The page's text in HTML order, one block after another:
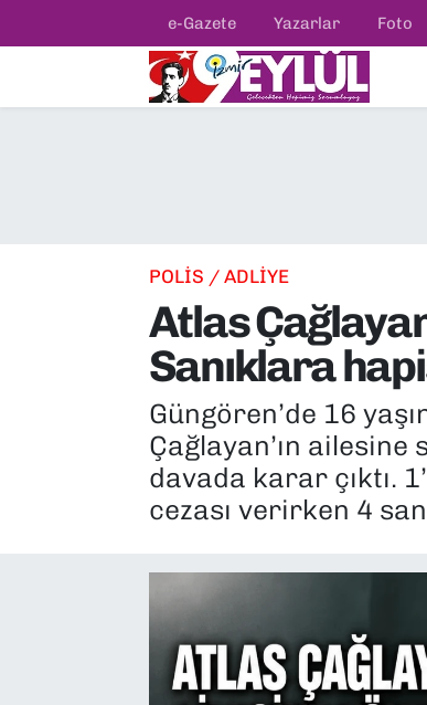
e-Gazete Yazarlar Foto
POLİS / ADLİYE
Atlas
Sanıklara
Güngören’de 16
Çağlayan’ın
davada karar çıktı.
cezası verirken 4
Resmi İlanlar
KÜLTÜR SANAT
MAGAZİN
POLİTİKA
Konak Nöbetçi Eczaneler
Tüm Manşetler
Son Dakika Haberleri
Haber Arşivi